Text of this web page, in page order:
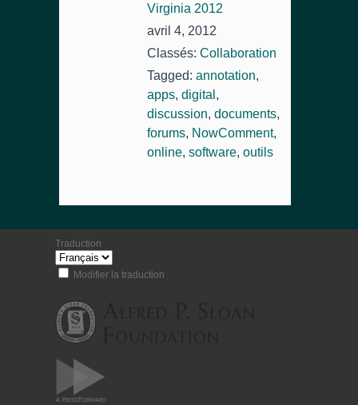
Virginia 2012
avril 4, 2012
Classés: Collaboration
Tagged: annotation,
apps, digital ,
discussion, documents,
forums, NowComment,
online, software, outils
Traduction
Modifier la traduction